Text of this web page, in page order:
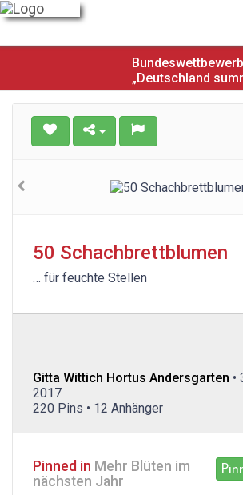
„Deutschland
50 Schachbrettblumen
… für feuchte Stellen
Gitta Wittich Hortus Andersgarten •
2017
220 Pins • 12 Anhänger
Pinned in Mehr Blüten im
nächsten Jahr